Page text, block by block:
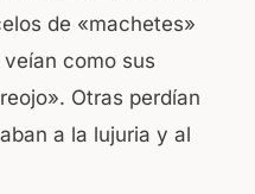
de «machetes»
como sus
Otras perdían
a la lujuria y al